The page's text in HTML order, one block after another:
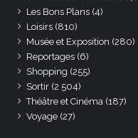
Les Bons Plans (4)
Loisirs (810)
Musée et Exposition (280)
Reportages (6)
Shopping (255)
Sortir (2 504)
Théâtre et Cinéma (187)
Voyage (27)